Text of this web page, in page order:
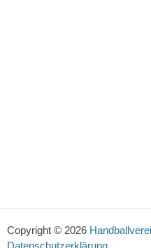
Copyright © 2026
Datenschutzerklärung